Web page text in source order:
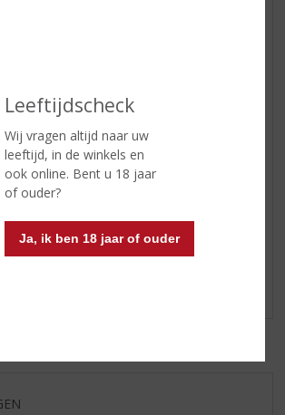
Leeftijdscheck
Wij vragen altijd naar uw
leeftijd, in de winkels en
ook online. Bent u 18 jaar
of ouder?
Ja, ik ben 18 jaar of ouder
gestructureerd en soepel.
Te serveren bij charcuterie, wit
vlees en zachte kazen.